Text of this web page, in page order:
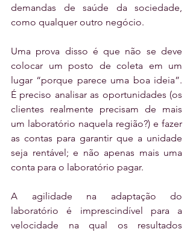
demandas de saúde da sociedade,
como qualquer outro negócio.
Uma prova disso é que não se deve
colocar um posto de coleta em um
lugar “porque parece uma boa ideia”.
É preciso analisar as oportunidades (os
clientes realmente precisam de mais
um laboratório naquela região?) e fazer
as contas para garantir que a unidade
seja rentável; e não apenas mais uma
conta para o laboratório pagar.
A agilidade na adaptação do
laboratório é imprescindível para a
velocidade na qual os resultados